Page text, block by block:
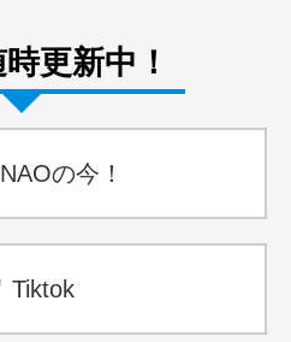
更新中！
の今！
Tiktok